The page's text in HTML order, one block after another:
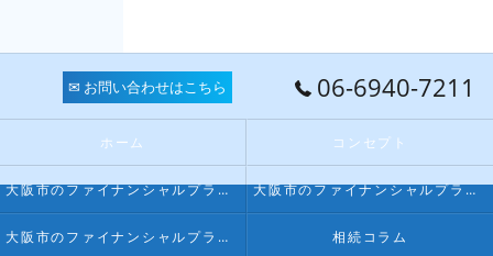
✉ お問い合わせはこちら 06-6940-7211
ホーム コンセプト
大阪市のファイナンシャルプランナー･FPオフィス LPSの口コミ情報 大阪市のファイナンシャルプランナー･FPオフィス LPSの評判
大阪市のファイナンシャルプランナー･FPオフィス LPSのお客様の声 相続コラム